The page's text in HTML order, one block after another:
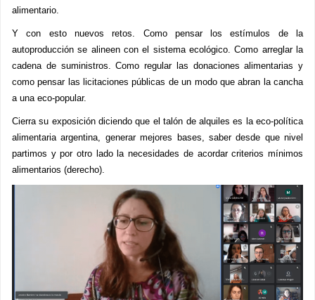
alimentario.
Y con esto nuevos retos. Como pensar los estímulos de la
autoproducción se alineen con el sistema ecológico. Como arreglar la
cadena de suministros. Como regular las donaciones alimentarias y
como pensar las licitaciones públicas de un modo que abran la cancha
a una eco-popular.
Cierra su exposición diciendo que el talón de alquiles es la eco-política
alimentaria argentina, generar mejores bases, saber desde que nivel
partimos y por otro lado la necesidades de acordar criterios mínimos
alimentarios (derecho).